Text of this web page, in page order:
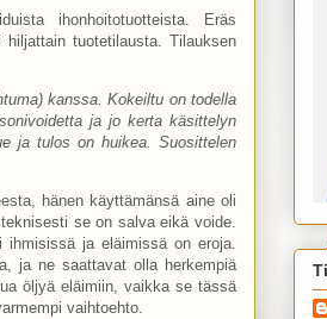
ihonhoitotuotteista. Eräs
tuotetilausta. Tilauksen
kanssa. Kokeiltu on todella
ja jo kerta käsittelyn
ja tulos on huikea. Suosittelen
hänen käyttämänsä aine oli
se on salva eikä voide.
ja eläimissä on eroja.
ja ne saattavat olla herkempiä
öljyä eläimiin, vaikka se tässä
vaihtoehto.